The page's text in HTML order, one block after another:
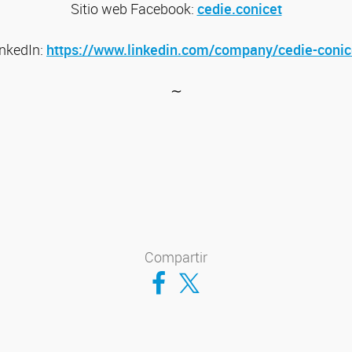
Sitio web Facebook: cedie.conicet
https://www.linkedin.com/company/cedie-
∼
Compartir
Compartir en Facebook
Compartir en Twitter